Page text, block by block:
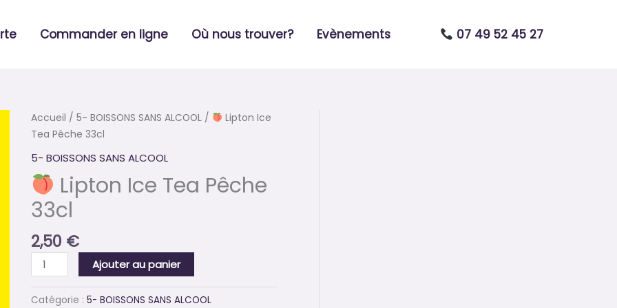
Commander en ligne Où nous trouver? Evènements 07 49 52 45 27
Accueil / 5- BOISSONS SANS ALCOOL/
Lipton Ice
Tea Pêche 33cl
5- BOISSONS SANS ALCOOL
Lipton Ice Tea Pêche
33cl
2,50 €
quantité
de
Ice
Tea
Pêche
33cl
Ajouter au panier
Catégorie : 5- BOISSONS SANS ALCOOL